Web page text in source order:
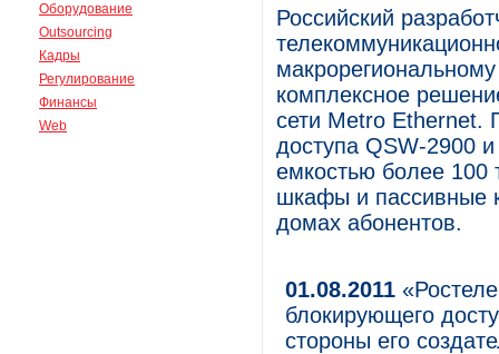
Оборудование
Outsourcing
Кадры
Регулирование
Финансы
Web
Российский
комплексное
сети Metro Ethernet.
доступа QSW-2900
емкостью более 100
шкафы и пассивные
домах абонентов.
01.08.2011
блокирующего
стороны его